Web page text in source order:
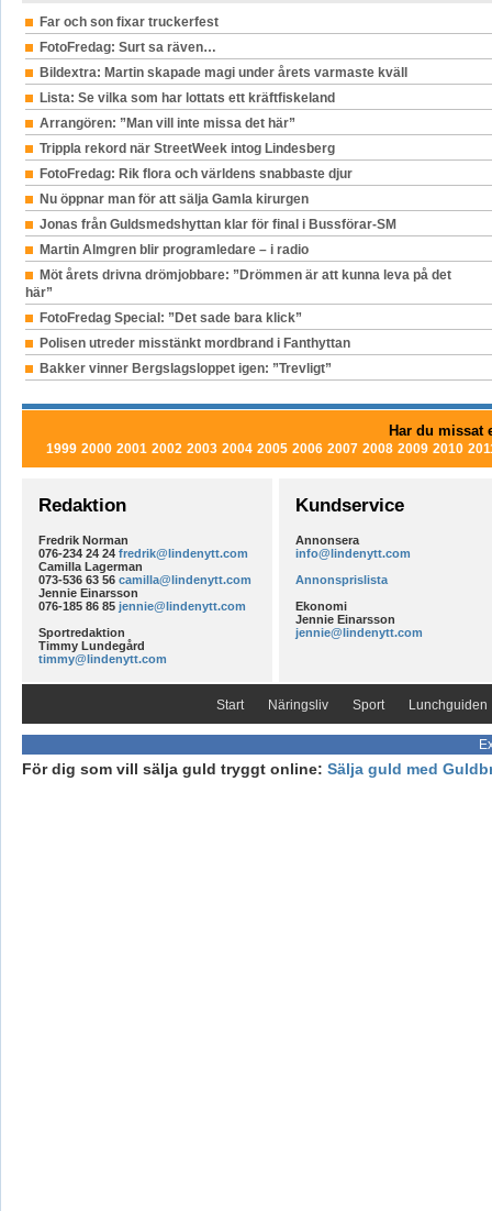
Far och son fixar truckerfest
FotoFredag: Surt sa räven…
Bildextra: Martin skapade magi under årets varmaste kväll
Lista: Se vilka som har lottats ett kräftfiskeland
Arrangören: ”Man vill inte missa det här”
Trippla rekord när StreetWeek intog Lindesberg
FotoFredag: Rik flora och världens snabbaste djur
Nu öppnar man för att sälja Gamla kirurgen
Jonas från Guldsmedshyttan klar för final i Bussförar-SM
Martin Almgren blir programledare – i radio
Möt årets drivna drömjobbare: ”Drömmen är att kunna leva på det
här”
FotoFredag Special: ”Det sade bara klick”
Polisen utreder misstänkt mordbrand i Fanthyttan
Bakker vinner Bergslagsloppet igen: ”Trevligt”
Har du missat
1999 2000 2001 2002 2003 2004 2005 2006 2007 2008 2009 2010
Redaktion
Fredrik Norman
076-234 24 24 fredrik@lindenytt.com
Camilla Lagerman
073-536 63 56 camilla@lindenytt.com
Jennie Einarsson
076-185 86 85 jennie@lindenytt.com
Sportredaktion
Timmy Lundegård
timmy@lindenytt.com
Kundservice
Annonsera
info@lindenytt.com
Annonsprislista
Ekonomi
Jennie Einarsson
jennie@lindenytt.com
Start Näringsliv Sport Lunchguiden
För dig som vill sälja guld tryggt online: Sälja guld med